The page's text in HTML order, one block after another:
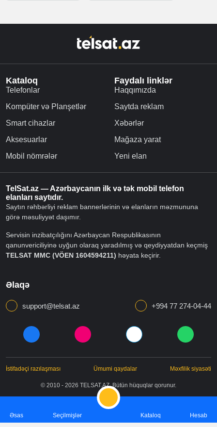
satış edən modellərdən biridir. Samsung a50 modelinin
“qardaşı” hesab edilən Samsung a51 də nisbətən
performansı və qiyməti ilə fərqlənir. Bu smartfonun
rama görə bu modelin də qiyməti arta və ya azala
dən başlayan qiymətlərlə satılır.
islenmis telefonlar ucuz qiymete ikinci el iphone
Kataloq
Telefonlar
Smart cihazlar
Aksesuarlar
Faydalı linklər
Haqqımızda
Mağaza yarat
elanları saytıdır.
Saytın rəhbərliyi reklam bannerlərinin və elanların məzmununa
Servisin inzibatçılığını Azərbaycan Respublikasının
qanunvericiliyinə uyğun olaraq yaradılmış və qeydiyyatdan
keçmiş
TELSAT MMC (VÖEN 1604594211)həyata keçirir.